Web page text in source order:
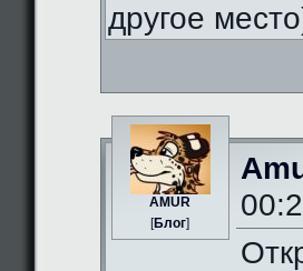
другое
AMUR
[Блог]